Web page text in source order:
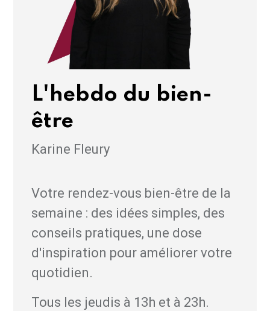
L'hebdo du bien-
être
Karine Fleury
Votre rendez-vous bien-être de la
semaine : des idées simples, des
conseils pratiques, une dose
d'inspiration pour améliorer votre
quotidien.
Tous les jeudis à 13h et à 23h.